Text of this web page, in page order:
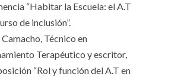
“Habitar la Escuela: el A.T
de inclusión”.
Técnico en
Terapéutico y escritor,
“Rol y función del A.T en